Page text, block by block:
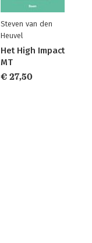
Steven van den
Heuvel
Het High Impact
MT
€ 27,50